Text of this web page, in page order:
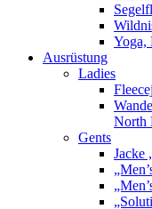
Yoga,
Ausrüstung
Ladies
North
Gents
Jacke